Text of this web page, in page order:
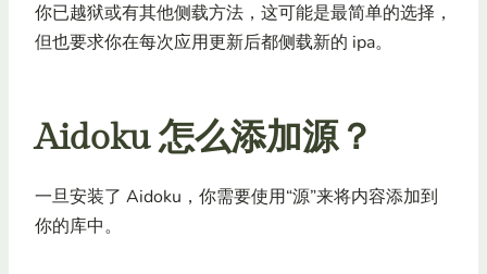
你已越狱或有其他侧载方法，这可能是最简单的选择，
但也要求你在每次应用更新后都侧载新的 ipa。
Aidoku 怎么添加源？
一旦安装了 Aidoku，你需要使用“源”来将内容添加到
你的库中。